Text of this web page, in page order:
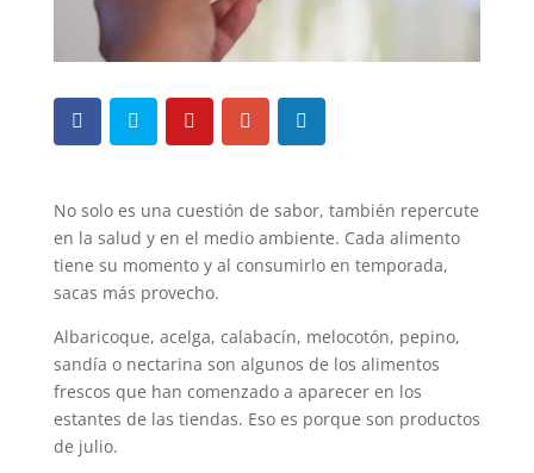
No solo es una cuestión de sabor, también repercute
en la salud y en el medio ambiente. Cada alimento
tiene su momento y al consumirlo en temporada,
sacas más provecho.
Albaricoque, acelga, calabacín, melocotón, pepino,
sandía o nectarina son algunos de los alimentos
frescos que han comenzado a aparecer en los
estantes de las tiendas. Eso es porque son productos
de julio.